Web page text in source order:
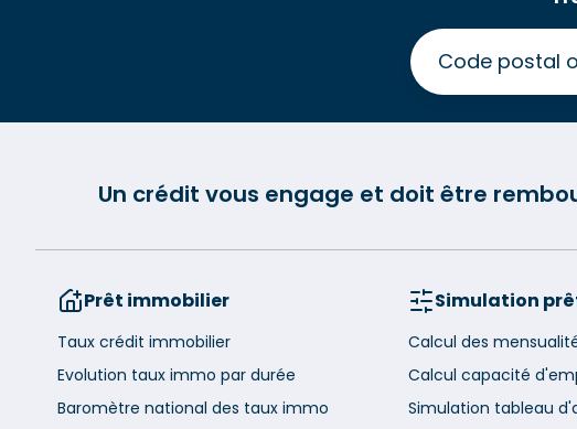
Un crédit vous engage et doit être
Prêt immobilier
Taux crédit immobilier
Evolution taux immo par durée
Baromètre national des taux immo
Simulation
Calcul des
Calcul capacité
Simulation tableau